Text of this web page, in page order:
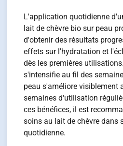
L'application quotidienne
lait de chèvre bio sur peau
d'obtenir des résultats
effets sur l'hydratation et
dès les premières
s'intensifie au fil des
peau s'améliore visiblement
semaines d'utilisation
ces bénéfices, il est
soins au lait de chèvre dans
quotidienne.